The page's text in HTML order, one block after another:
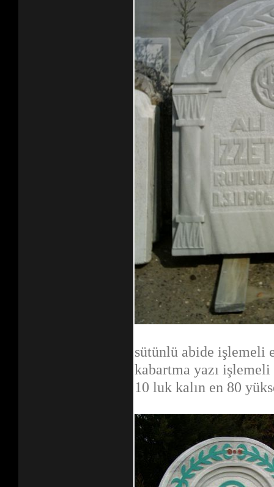
sütünlü abide işlemeli
kabartma yazı işlemeli
10 luk kalın en 80